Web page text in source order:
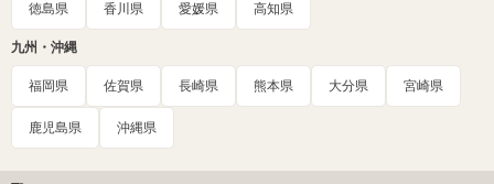
徳島県 香川県 愛媛県 高知県
九州・沖縄
福岡県 佐賀県 長崎県 熊本県 大分県 宮崎県
鹿児島県 沖縄県